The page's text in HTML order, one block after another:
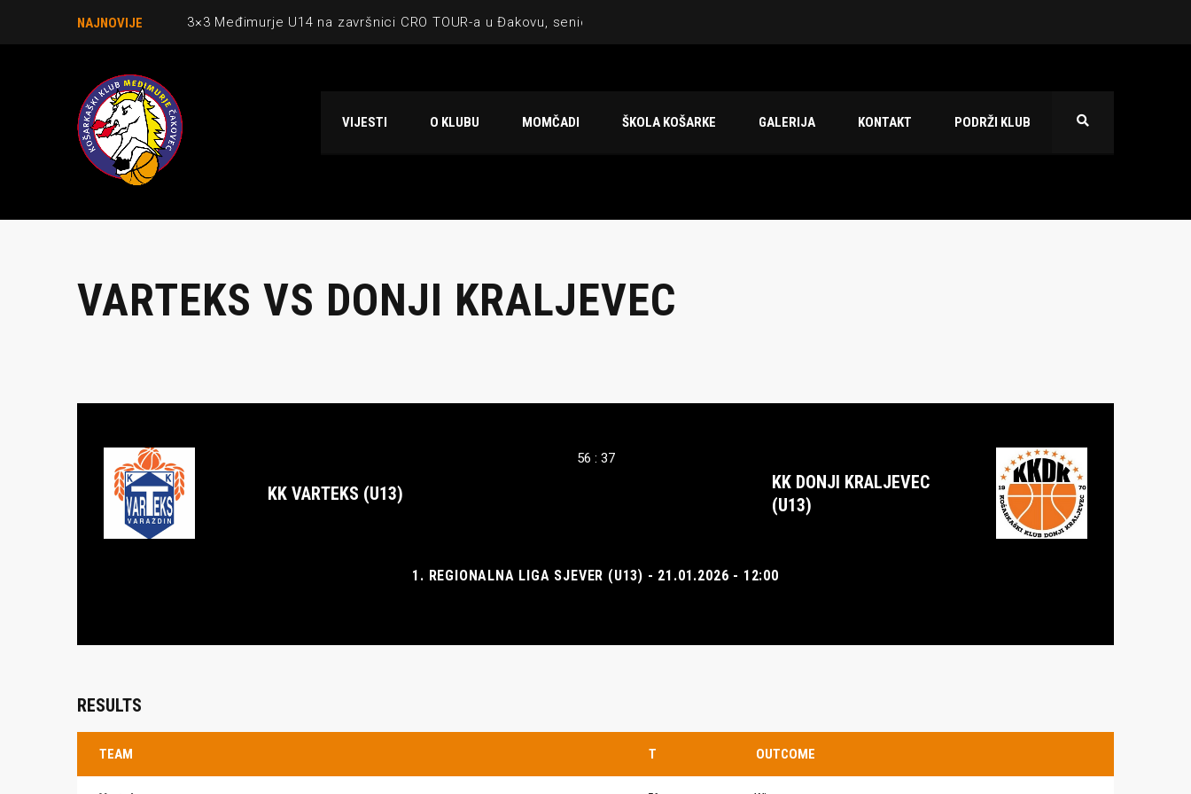
NAJNOVIJE 3×3 Međimurje U14 na završnici CRO TOUR-a u Đakovu, seniorska ekipa 3×3 osvojila Krbulju
Međimurje u revijalnoj utakmici ugostilo atraktivnu NCAA ekipu OBU Bison
VIJESTI O KLUBU MOMČADI ŠKOLA KOŠARKE GALERIJA KONTAKT PODRŽI KLUB
VARTEKS VS DONJI KRALJEVEC
KK VARTEKS (U13)
56 : 37
KK DONJI KRALJEVEC
(U13)
1. REGIONALNA LIGA SJEVER (U13) - 21.01.2026 - 12:00
RESULTS
TEAM T OUTCOME